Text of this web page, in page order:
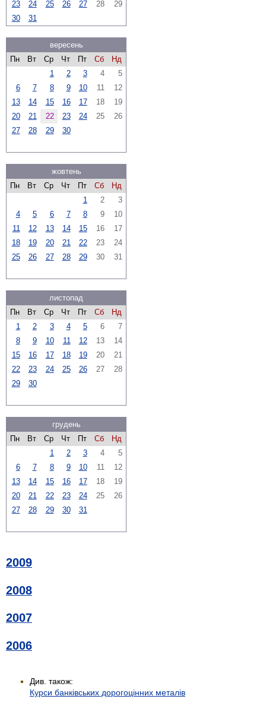
23 24 25 26 27 28
29
30
31
вересень
Пн
Вт Ср Чт Пт Сб
Нд
1
2 3 4
5
6
7 8 9 10 11
12
13
14 15 16 17 18
19
20
21 22 23 24 25
26
27
28 29 30
жовтень
Пн
Вт Ср Чт Пт Сб
Нд
1
2
3
4
5 6 7 8 9
10
11
12 13 14 15 16
17
18
19 20 21 22 23
24
25
26 27 28 29 30 31
листопад
Пн
Вт Ср Чт Пт Сб
Нд
1
2 3 4 5 6
7
8
9 10 11 12 13
14
15
16 17 18 19 20
21
22
23 24 25 26 27
28
29
30
грудень
Пн
Вт Ср Чт Пт Сб
Нд
1
2 3 4
5
6
7 8 9 10 11
12
13
14 15 16 17 18
19
20
21 22 23 24 25
26
27
28 29 30 31
2009
2008
2007
2006
Див. також:
Курси банківських дорогоцінних металів